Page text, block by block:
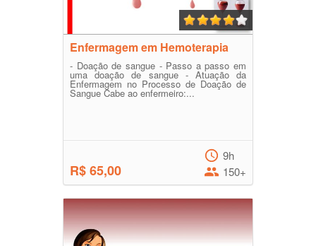
Enfermagem em Hemoterapia
- Doação de sangue - Passo a passo em
uma doação de sangue - Atuação da
Enfermagem no Processo de Doação de
Sangue Cabe ao enfermeiro:...
R$ 65,00
9h
150+